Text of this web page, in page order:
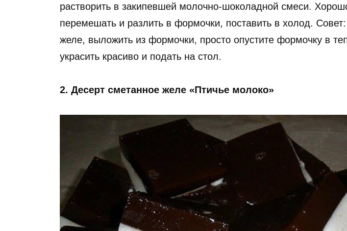
растворить в закипевшей молочно-шоколадной смеси.
перемешать и разлить в формочки, поставить в холод.
желе, выложить из формочки, просто опустите формочку в
украсить красиво и подать на стол.
2. Десерт сметанное желе «Птичье молоко»